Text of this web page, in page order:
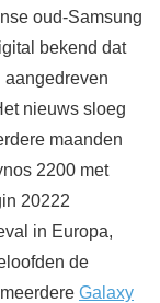
oud-Samsung
bekend dat
aangedreven
nieuws sloeg
maanden
2200 met
20222
in Europa,
de
Galaxy